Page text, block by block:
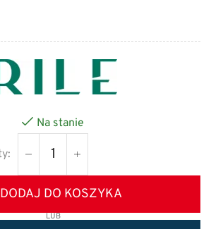
Na stanie
DODAJ DO KOSZYKA
LUB